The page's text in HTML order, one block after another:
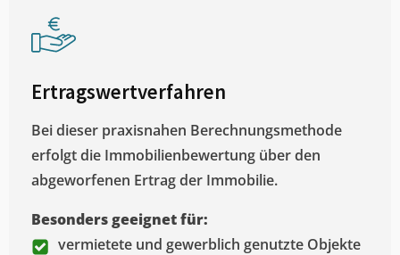
Ertragswertverfahren
Bei dieser praxisnahen Berechnungsmethode
erfolgt die Immobilienbewertung über den
abgeworfenen Ertrag der Immobilie.
Besonders geeignet für:
vermietete und gewerblich genutzte Objekte